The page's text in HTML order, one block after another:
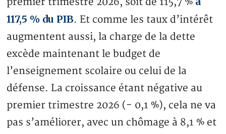
117,5 % du PIB. Et comme les taux d’intérêt
augmentent aussi, la charge de la dette
excède maintenant le budget de
l’enseignement scolaire ou celui de la
défense. La croissance étant négative au
premier trimestre 2026 (- 0,1 %), cela ne va
pas s’améliorer, avec un chômage à 8,1 % et